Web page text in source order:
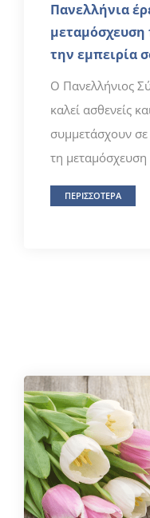
Πανελλήνια
την εμπειρία
Ο Πανελλήνιος
καλεί ασθενείς
συμμετάσχουν
τη
ΠΕΡΙΣΣΟΤΕΡΑ